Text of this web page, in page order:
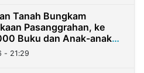
Tanah Bungkam
Pasanggrahan, ke
Buku dan Anak-anak
- 21:29